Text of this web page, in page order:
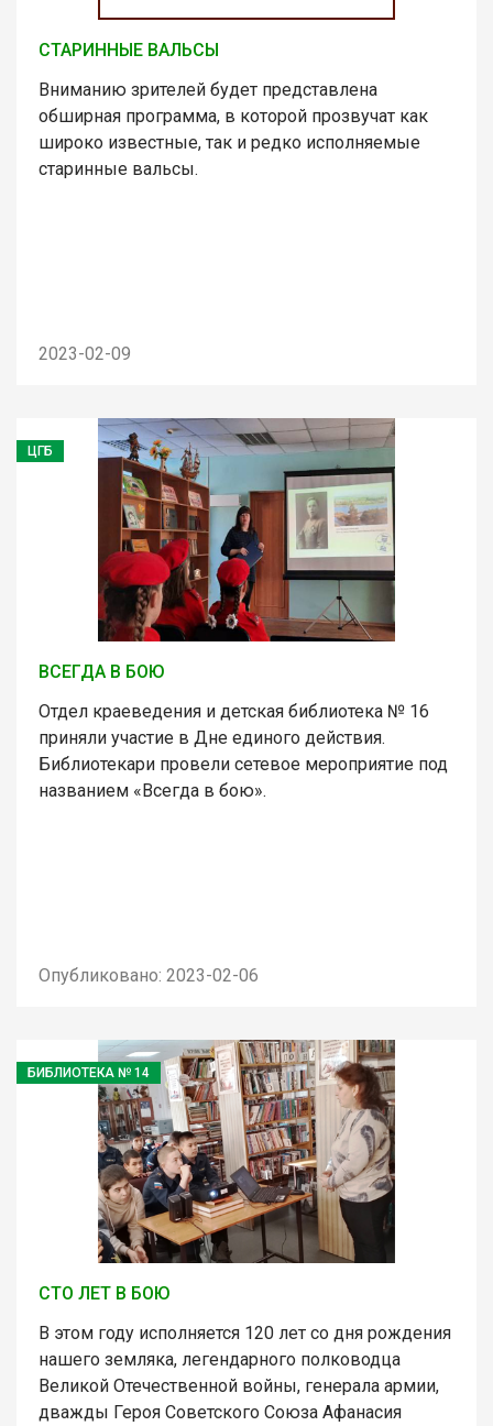
СТАРИННЫЕ ВАЛЬСЫ
Вниманию зрителей будет представлена
обширная программа, в которой прозвучат как
широко известные, так и редко исполняемые
старинные вальсы.
2023-02-09
ЦГБ
ВСЕГДА В БОЮ
Отдел краеведения и детская библиотека № 16
приняли участие в Дне единого действия.
Библиотекари провели сетевое мероприятие под
названием «Всегда в бою».
Опубликовано: 2023-02-06
БИБЛИОТЕКА № 14
СТО ЛЕТ В БОЮ
В этом году исполняется 120 лет со дня рождения
нашего земляка, легендарного полководца
Великой Отечественной войны, генерала армии,
дважды Героя Советского Союза Афанасия